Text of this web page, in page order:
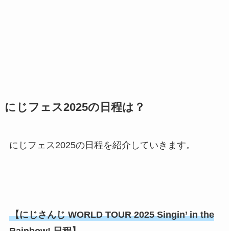
にじフェス2025の日程は？
にじフェス2025の日程を紹介していきます。
【にじさんじ WORLD TOUR 2025 Singin’ in the